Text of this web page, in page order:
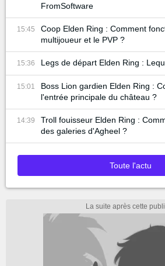
FromSoftware
15:45
Coop Elden Ring : Comment
multijoueur et le PVP ?
15:36 Legs de départ Elden Ring :
15:01
Boss Lion gardien Elden Ring :
l'entrée principale du château ?
14:39
Troll fouisseur Elden Ring :
des galeries d'Agheel ?
Toute l'actu